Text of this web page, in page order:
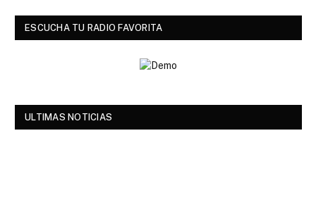
ESCUCHA TU RADIO FAVORITA
ULTIMAS NOTICIAS